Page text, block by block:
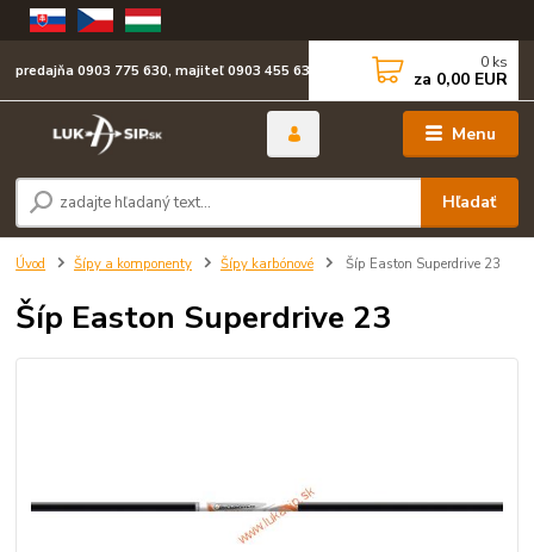
Menu
Hľadať
predajňa 0903 775 630, majiteľ 0903 455 630 0 ks
za 0,00 EUR
Úvod Šípy a komponenty Šípy karbónové Šíp Easton Superdrive 23
Šíp Easton Superdrive 23